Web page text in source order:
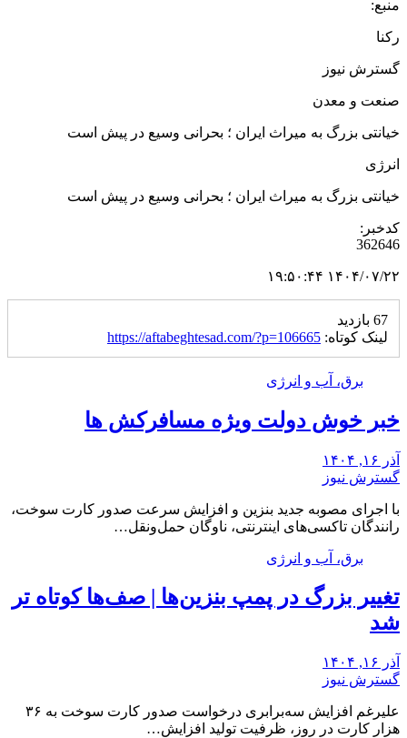
منبع:
رکنا
گسترش نیوز
صنعت و معدن
خیانتی بزرگ به میراث ایران ؛ بحرانی وسیع در پیش است
انرژی
خیانتی بزرگ به میراث ایران ؛ بحرانی وسیع در پیش است
کدخبر:
362646
۱۴۰۴/۰۷/۲۲ ۱۹:۵۰:۴۴
67 بازدید
لینک کوتاه: https://aftabeghtesad.com/?p=106665
برق، آب و انرژی
خبر خوش دولت ویژه مسافرکش‌ ها
آذر ۱۶, ۱۴۰۴
گسترش نیوز
با اجرای مصوبه جدید بنزین و افزایش سرعت صدور کارت سوخت،
رانندگان تاکسی‌های اینترنتی، ناوگان حمل‌ونقل…
برق، آب و انرژی
تغییر بزرگ در پمپ بنزین‌ها | صف‌ها کوتاه تر
شد
آذر ۱۶, ۱۴۰۴
گسترش نیوز
علیرغم افزایش سه‌برابری درخواست صدور کارت سوخت به ۳۶
هزار کارت در روز، ظرفیت تولید افزایش…